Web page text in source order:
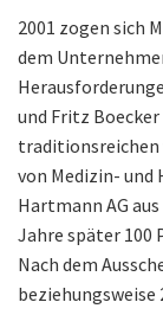
2001 zogen sich
dem
und Fritz
von Medizin- und
Hartmann AG
Jahre später 100
Nach dem
beziehungsweise